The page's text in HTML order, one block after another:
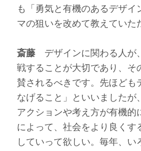
も「勇気と有機のあるデザイ
マの狙いを改めて教えていた
斎藤デザインに関わる人が
戦することが大切であり、そ
賛されるべきです。先ほども
なげること」といいましたが
アクションや考え方が有機的
によって、社会をより良くす
していって欲しい。毎年、い